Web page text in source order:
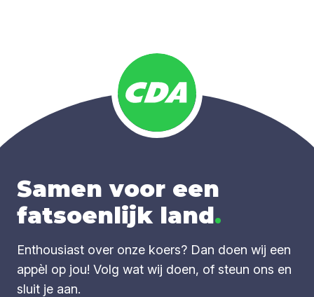
Samen voor een
fatsoenlijk land.
Enthousiast over onze koers? Dan doen wij een
appèl op jou! Volg wat wij doen, of steun ons en
sluit je aan.